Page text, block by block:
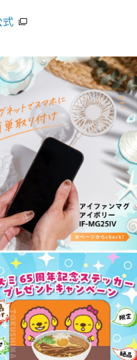
式